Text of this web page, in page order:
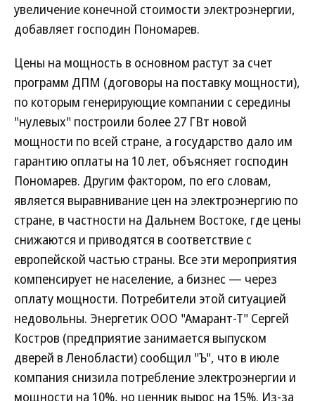
увеличение конечной стоимости электроэнергии,
добавляет господин Пономарев.
Цены на мощность в основном растут за счет
программ ДПМ (договоры на поставку мощности),
по которым генерирующие компании с середины
"нулевых" построили более 27 ГВт новой
мощности по всей стране, а государство дало им
гарантию оплаты на 10 лет, объясняет господин
Пономарев. Другим фактором, по его словам,
является выравнивание цен на электроэнергию по
стране, в частности на Дальнем Востоке, где цены
снижаются и приводятся в соответствие с
европейской частью страны. Все эти мероприятия
компенсирует не население, а бизнес — через
оплату мощности. Потребители этой ситуацией
недовольны. Энергетик ООО "Амарант-Т" Сергей
Костров (предприятие занимается выпуском
дверей в Ленобласти) сообщил "Ъ", что в июле
компания снизила потребление электроэнергии и
мощности на 10%, но ценник вырос на 15%. Из-за